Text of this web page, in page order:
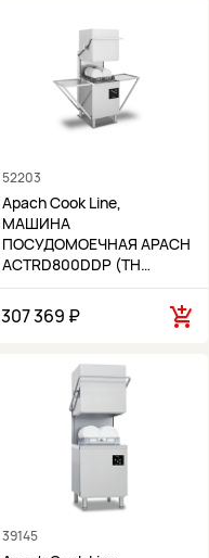
52203
Apach Cook Line,
МАШИНА
ПОСУДОМОЕЧНАЯ APACH
ACTRD800DDP (TH…
307 369 ₽
39145